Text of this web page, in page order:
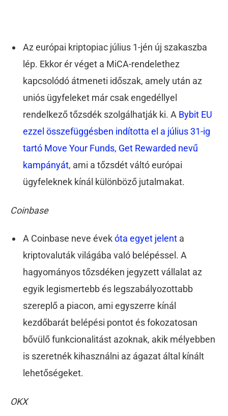
Az európai kriptopiac július 1-jén új szakaszba
lép. Ekkor ér véget a MiCA-rendelethez
kapcsolódó átmeneti időszak, amely után az
uniós ügyfeleket már csak engedéllyel
rendelkező tőzsdék szolgálhatják ki. A Bybit EU
ezzel összefüggésben indította el a július 31-ig
tartó Move Your Funds, Get Rewarded nevű
kampányát, ami a tőzsdét váltó európai
ügyfeleknek kínál különböző jutalmakat.
Coinbase
A Coinbase neve évekóta egyet jelent a
kriptovaluták világába való belépéssel. A
hagyományos tőzsdéken jegyzett vállalat az
egyik legismertebb és legszabályozottabb
szereplő a piacon, ami egyszerre kínál
kezdőbarát belépési pontot és fokozatosan
bővülő funkcionalitást azoknak, akik mélyebben
is szeretnék kihasználni az ágazat által kínált
lehetőségeket.
OKX